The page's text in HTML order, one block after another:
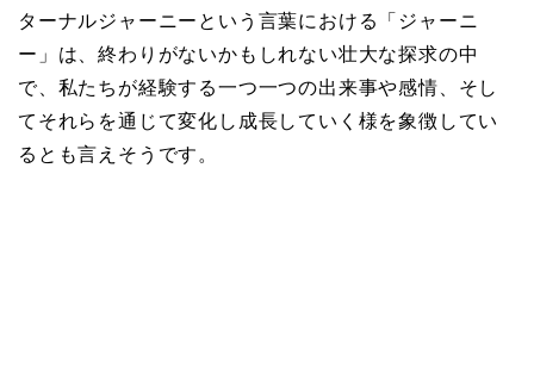
ターナルジャーニーという言葉における「ジャーニ
ー」は、終わりがないかもしれない壮大な探求の中
で、私たちが経験する一つ一つの出来事や感情、そし
てそれらを通じて変化し成長していく様を象徴してい
るとも言えそうです。